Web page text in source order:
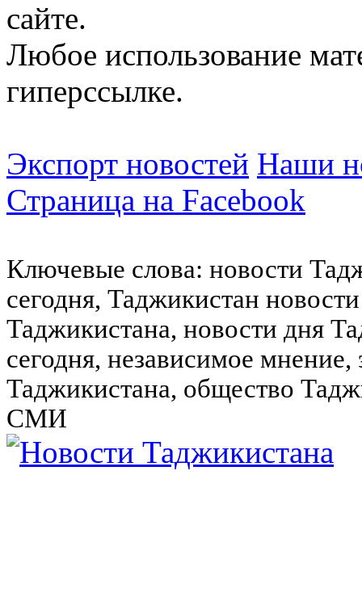
сайте.
Любое использование
гиперссылке.
Экспорт новостей Наши
Страница на Facebook
Ключевые слова: новости
сегодня, Таджикистан
Таджикистана, новости дня
сегодня, независимое
Таджикистана, общество
СМИ